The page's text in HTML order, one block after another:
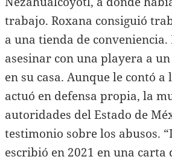
trabajo. Roxana consiguió
a una tienda de
asesinar con una playera a
en su casa. Aunque le contó
actuó en defensa propia, la
autoridades del Estado de
testimonio sobre los abusos.
escribió en 2021 en una